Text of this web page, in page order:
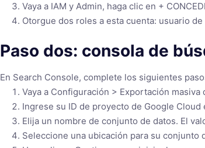
Vaya a IAM y Admin, haga clic en +
Otorgue dos roles a esta cuenta: usuario
Paso dos: consola de
En Search Console, complete los siguientes
Vaya a Configuración > Exportación masiva
Ingrese su ID de proyecto de Google
Elija un nombre de conjunto de datos. El
Seleccione una ubicación para su conjunto